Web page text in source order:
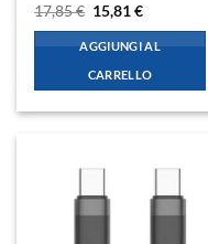
17,85€ Il
prezzo
originale
era:
17,85 €.
15,81€Il
attuale
è:
15,81 €.
AGGIUNGI AL
CARRELLO